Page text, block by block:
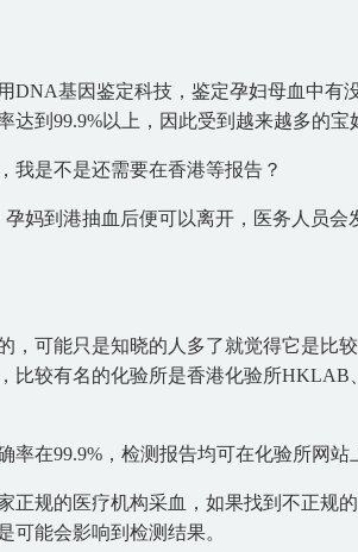
DNA基因鉴定科技，鉴定孕妇母血中有
到99.9%以上，因此受到越来越多的宝
我是不是还需要在香港等报告？
妈到港抽血后便可以离开，医务人员会
，可能只是知晓的人多了就觉得它是比
比较有名的化验所是香港化验所HKLAB
在99.9%，检测报告均可在化验所网站
正规的医疗机构采血，如果找到不正规
可能会影响到检测结果。